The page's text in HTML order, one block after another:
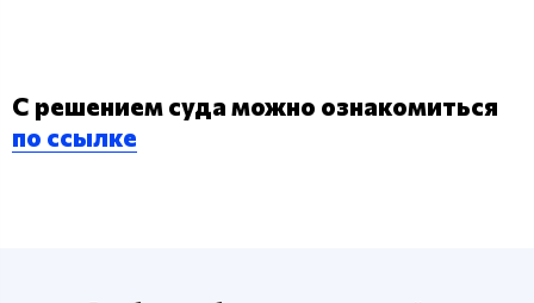
С решением суда можно ознакомиться
по ссылке